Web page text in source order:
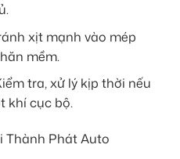
xịt mạnh vào mép
mềm.
tra, xử lý kịp thời nếu
khí cục bộ.